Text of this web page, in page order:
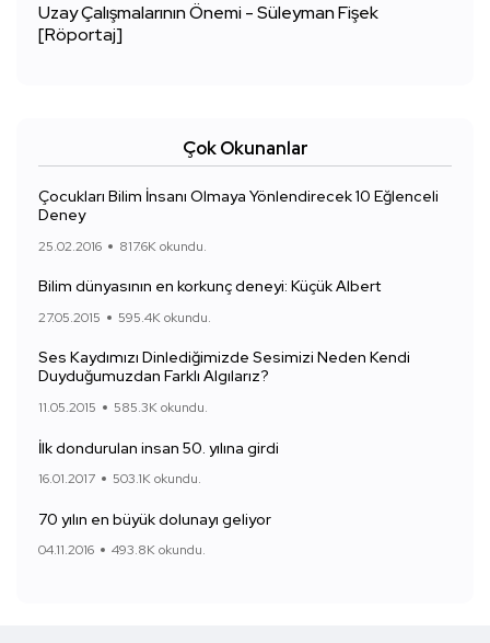
Uzay Çalışmalarının Önemi - Süleyman Fişek
[Röportaj]
Çok Okunanlar
Çocukları Bilim İnsanı Olmaya Yönlendirecek 10 Eğlenceli
Deney
25.02.2016 817.6K okundu.
Bilim dünyasının en korkunç deneyi: Küçük Albert
27.05.2015 595.4K okundu.
Ses Kaydımızı Dinlediğimizde Sesimizi Neden Kendi
Duyduğumuzdan Farklı Algılarız?
11.05.2015 585.3K okundu.
İlk dondurulan insan 50. yılına girdi
16.01.2017 503.1K okundu.
70 yılın en büyük dolunayı geliyor
04.11.2016 493.8K okundu.